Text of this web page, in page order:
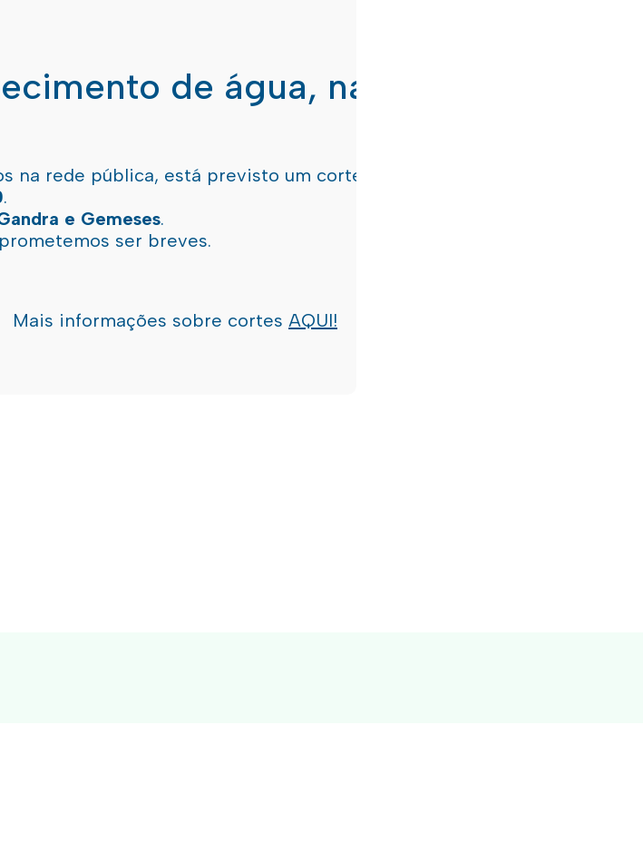
de água, nas freguesias de
na rede pública, está previsto um corte de água
.
e Gemeses.
ser breves.
Mais informações sobre cortes AQUI!